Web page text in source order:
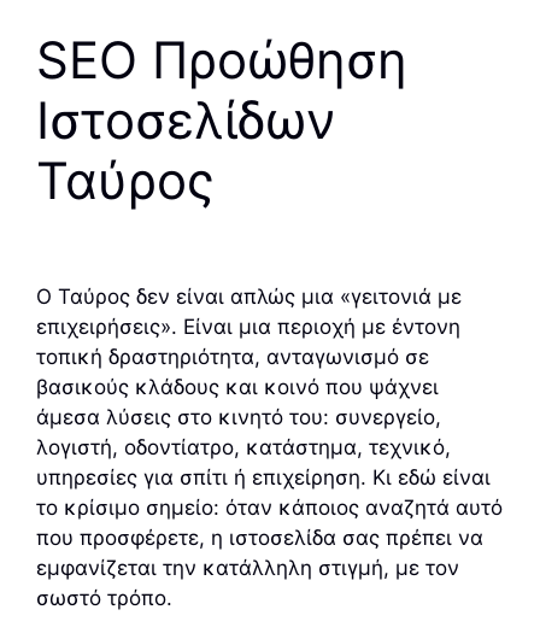
SEO Προώθηση
Ιστοσελίδων
Ταύρος
Ο Ταύρος δεν είναι απλώς μια «γειτονιά με
επιχειρήσεις». Είναι μια περιοχή με έντονη
τοπική δραστηριότητα, ανταγωνισμό σε
βασικούς κλάδους και κοινό που ψάχνει
άμεσα λύσεις στο κινητό του: συνεργείο,
λογιστή, οδοντίατρο, κατάστημα, τεχνικό,
υπηρεσίες για σπίτι ή επιχείρηση. Κι εδώ είναι
το κρίσιμο σημείο: όταν κάποιος αναζητά αυτό
που προσφέρετε, η ιστοσελίδα σας πρέπει να
εμφανίζεται την κατάλληλη στιγμή, με τον
σωστό τρόπο.